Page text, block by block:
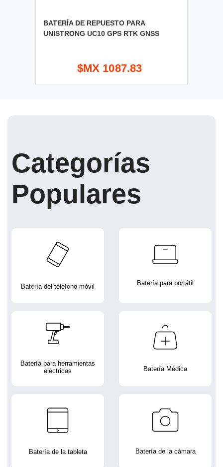
BATERÍA DE REPUESTO PARA
UNISTRONG UC10 GPS RTK GNSS
$MX 1087.83
Categorías
Populares
Batería del teléfono móvil Batería para portátil
Batería para herramientas
eléctricas
Batería Médica
Batería de la tableta Batería de la cámara